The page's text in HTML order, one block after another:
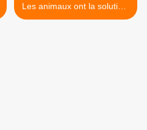
Les animaux ont la solution,
le mercredi 01/11/2023 à